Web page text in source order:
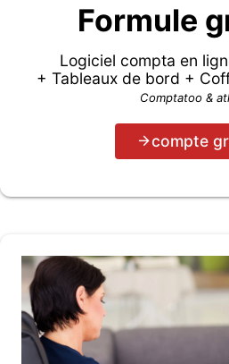
Formule
Logiciel compta en
+ Tableaux de bord +
Comptatoo &
compte